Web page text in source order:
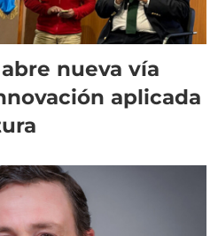
nueva vía
aplicada